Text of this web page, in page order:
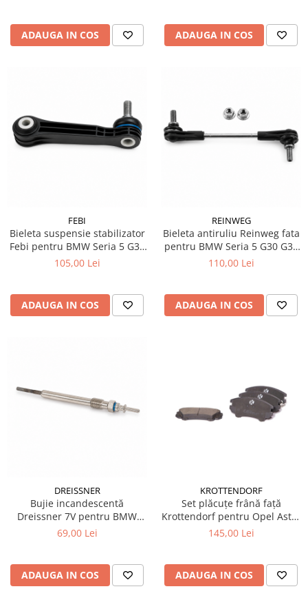
ADAUGA IN COS ADAUGA IN COS
FEBI
Bieleta suspensie stabilizator
Febi pentru BMW Seria 5 G30
G31
105,00 Lei
ADAUGA IN COS
REINWEG
Bieleta antiruliu Reinweg fata
pentru BMW Seria 5 G30 G31
520d 530i 530e
110,00 Lei
ADAUGA IN COS
DREISSNER
Bujie incandescentă
Dreissner 7V pentru BMW
Seria 5 F10 / F11 diesel
69,00 Lei
ADAUGA IN COS
KROTTENDORF
Set plăcuțe frână față
Krottendorf pentru Opel Astra
J
145,00 Lei
ADAUGA IN COS